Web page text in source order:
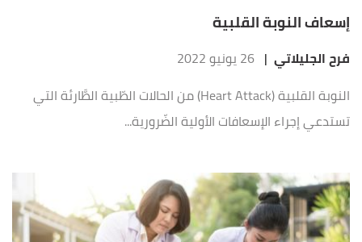
إسعاف النوبة القلبية
فرح الجليلاتي | 26 يونيو 2022
النوبة القلبية (Heart Attack) من الحالات الطّبية الطَّارئة التي
تستدعي إجراء الإسعافات الأولية الضّرورية...